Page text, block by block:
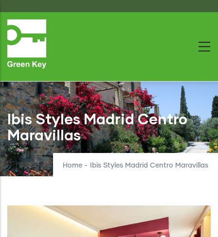
to
main
Ibis Styles Madrid Centro
Maravillas
Home - Ibis Styles Madrid Centro Maravillas